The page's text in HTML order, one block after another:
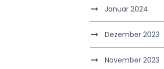
Januar 2024
Dezember 2023
November 2023